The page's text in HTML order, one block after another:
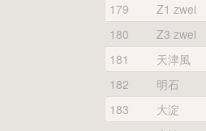
179
Z1 zwei
180
Z3 zwei
181
天津風
182
明石
183
大淀